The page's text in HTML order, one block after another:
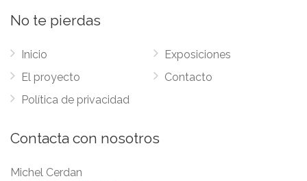
No te pierdas
Inicio
El proyecto
Política de privacidad
Exposiciones
Contacto
Contacta con nosotros
Michel Cerdan